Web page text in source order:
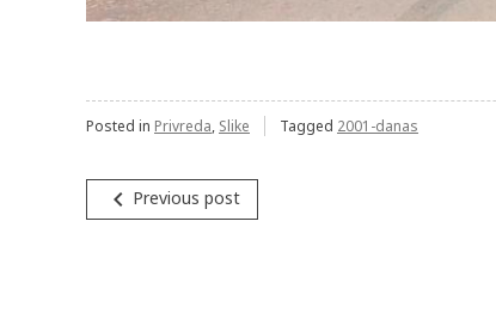
Posted in Privreda, Slike Tagged 2001-danas
Post
navigation
navigate_before Previous post